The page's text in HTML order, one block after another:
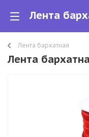
Лента бархатная
Лента